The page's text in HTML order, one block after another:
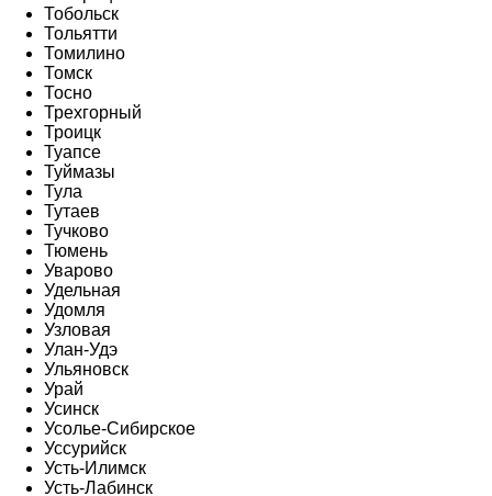
Тобольск
Тольятти
Томилино
Томск
Тосно
Трехгорный
Троицк
Туапсе
Туймазы
Тула
Тутаев
Тучково
Тюмень
Уварово
Удельная
Удомля
Узловая
Улан-Удэ
Ульяновск
Урай
Усинск
Усолье-Сибирское
Уссурийск
Усть-Илимск
Усть-Лабинск